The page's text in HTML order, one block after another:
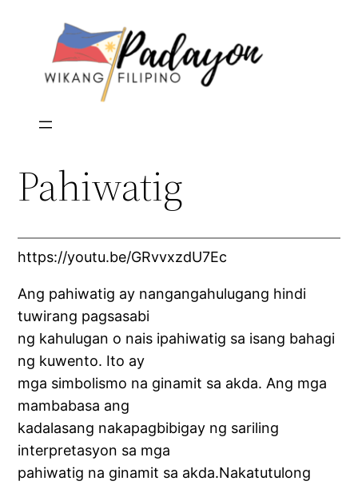
Pahiwatig
https://youtu.be/GRvvxzdU7Ec
Ang pahiwatig ay nangangahulugang hindi
tuwirang pagsasabi
ng kahulugan o nais ipahiwatig sa isang bahagi
ng kuwento. Ito ay
mga simbolismo na ginamit sa akda. Ang mga
mambabasa ang
kadalasang nakapagbibigay ng sariling
interpretasyon sa mga
pahiwatig na ginamit sa akda.Nakatutulong